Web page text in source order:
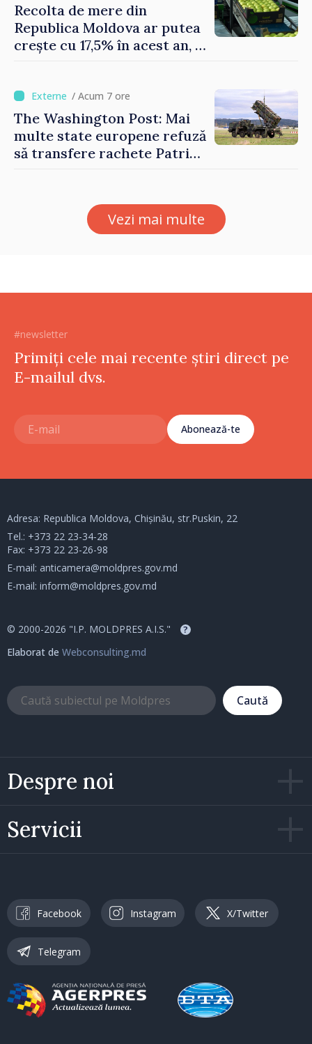
Recolta de mere din
Republica Moldova ar putea
crește cu 17,5% în acest an, în
/ Acum 7 ore
The Washington Post: Mai
multe state europene refuză
să transfere rachete Patriot
Vezi mai multe
#newsletter
Primiți cele mai recente știri direct pe
E-mailul dvs.
Abonează-te
Despre noi
Servicii
Adresa: Republica Moldova, Chișinău, str.Puskin, 22
Tel.: +373 22 23-34-28
Fax: +373 22 23-26-98
E-mail: anticamera@moldpres.gov.md
E-mail: inform@moldpres.gov.md
© 2000-2026 "I.P. MOLDPRES A.I.S." ?
Elaborat de Webconsulting.md
Caută
Facebook Instagram X/Twitter
Telegram